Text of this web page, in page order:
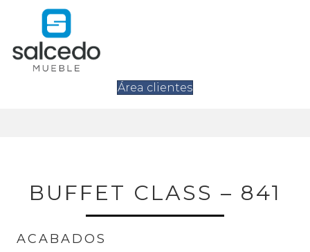
Área clientes
BUFFET CLASS – 841
ACABADOS